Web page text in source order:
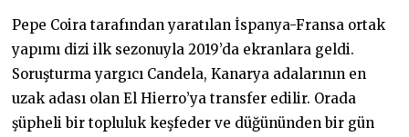
Pepe Coira tarafından yaratılan İspanya-Fransa ortak
yapımı dizi ilk sezonuyla 2019’da ekranlara geldi.
Soruşturma yargıcı Candela, Kanarya adalarının en
uzak adası olan El Hierro’ya transfer edilir. Orada
şüpheli bir topluluk keşfeder ve düğününden bir gün